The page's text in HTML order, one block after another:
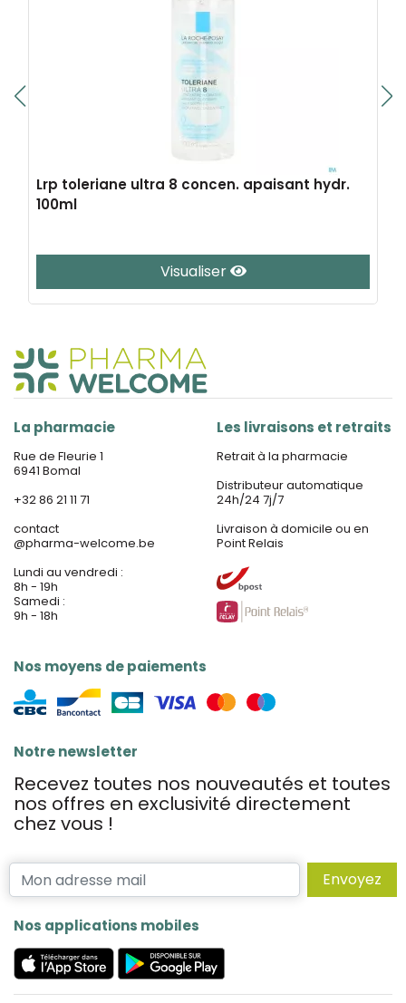
Lrp toleriane ultra 8 concen. apaisant hydr.
100ml
Visualiser
La pharmacie
Rue de Fleurie 1
6941 Bomal
+32 86 21 11 71
contact
@pharma-welcome.be
Lundi au vendredi :
8h - 19h
Samedi :
9h - 18h
Nos moyens de paiements
Les livraisons et retraits
Retrait à la pharmacie
Distributeur automatique
24h/24 7j/7
Livraison à domicile ou en
Point Relais
Notre newsletter
Recevez toutes nos nouveautés et toutes
nos offres en exclusivité directement
chez vous !
Envoyez
Nos applications mobiles